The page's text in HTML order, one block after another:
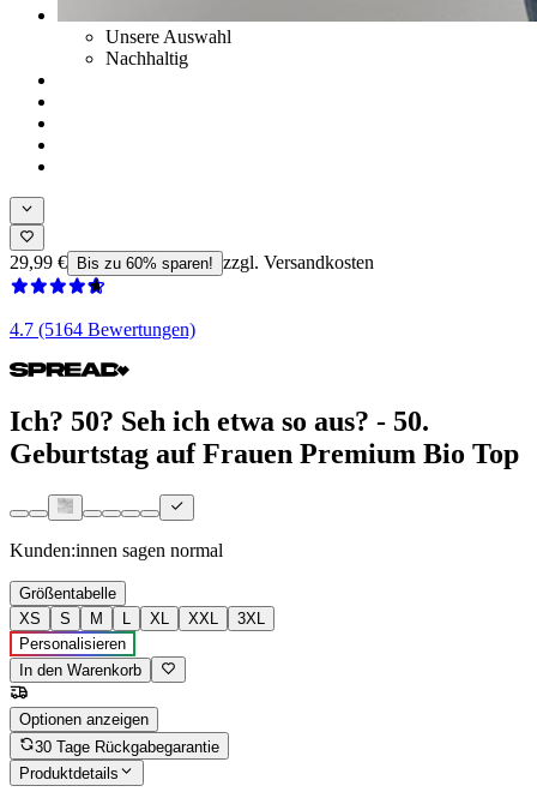
Unsere Auswahl
Nachhaltig
29,99 € Bis zu 60% sparen! zzgl. Versandkosten
4.7 (5164 Bewertungen)
Ich? 50? Seh ich etwa so aus? - 50.
Geburtstag auf Frauen Premium Bio Top
Kunden:innen sagen normal
Größentabelle
XS
S M L XL XXL
3XL
Personalisieren
In den Warenkorb
Optionen anzeigen
30 Tage Rückgabegarantie
Produktdetails